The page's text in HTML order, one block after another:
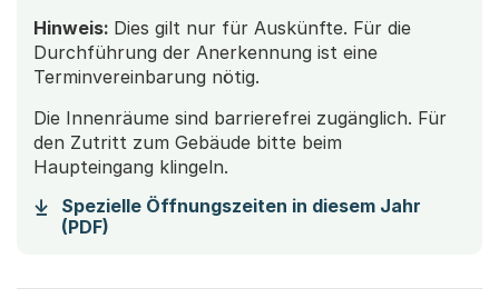
Hinweis: Dies gilt nur für Auskünfte. Für die
Durchführung der Anerkennung ist eine
Terminvereinbarung nötig.
Die Innenräume sind barrierefrei zugänglich. Für
den Zutritt zum Gebäude bitte beim
Haupteingang klingeln.
Spezielle Öffnungszeiten in diesem Jahr
(PDF)